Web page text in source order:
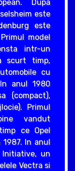
Dupa
este
este
model
intr-un
scurt timp,
cu
anul 1980
(compact),
Primul
vandut
ce Opel
1987. In anul
Initiative, un
Vectra si